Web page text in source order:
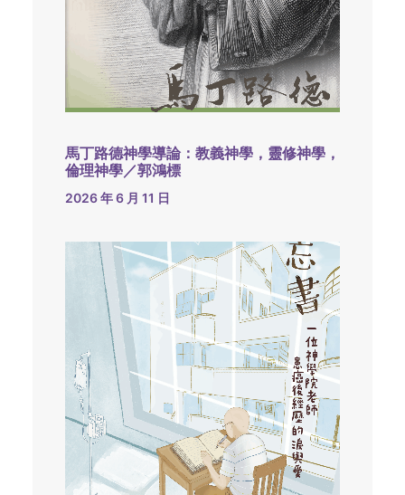
馬丁路德神學導論：教義神學，靈修神學，
倫理神學／郭鴻標
2026 年 6 月 11 日